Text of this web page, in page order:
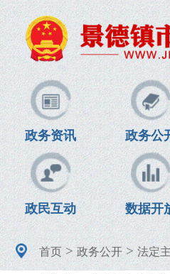
政务资讯 政务公
政民互动 数据开
首页>政务公开>法定